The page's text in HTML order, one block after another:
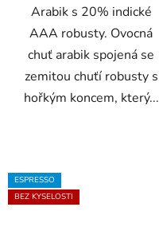
Arabik s 20% indické
AAA robusty. Ovocná
chuť arabik spojená se
zemitou chuťí robusty s
hořkým koncem, který...
ESPRESSO
BEZ KYSELOSTI